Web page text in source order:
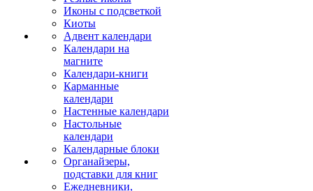
Иконы с подсветкой
Киоты
Адвент календари
Календари на
магните
Календари-книги
Карманные
календари
Настенные календари
Настольные
календари
Календарные блоки
Органайзеры,
подставки для книг
Ежедневники,